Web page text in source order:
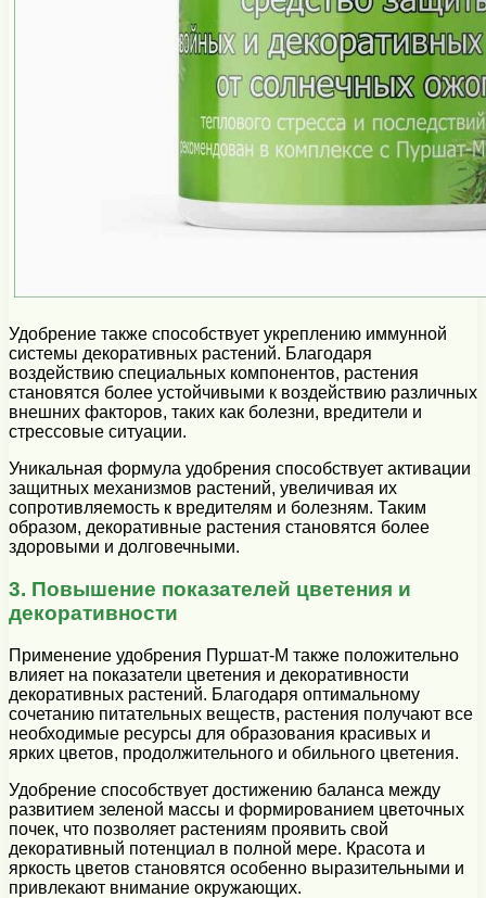
Удобрение также способствует укреплению иммунной
системы декоративных растений. Благодаря
воздействию специальных компонентов, растения
становятся более устойчивыми к воздействию различных
внешних факторов, таких как болезни, вредители и
стрессовые ситуации.
Уникальная формула удобрения способствует активации
защитных механизмов растений, увеличивая их
сопротивляемость к вредителям и болезням. Таким
образом, декоративные растения становятся более
здоровыми и долговечными.
3. Повышение показателей цветения и
декоративности
Применение удобрения Пуршат-М также положительно
влияет на показатели цветения и декоративности
декоративных растений. Благодаря оптимальному
сочетанию питательных веществ, растения получают все
необходимые ресурсы для образования красивых и
ярких цветов, продолжительного и обильного цветения.
Удобрение способствует достижению баланса между
развитием зеленой массы и формированием цветочных
почек, что позволяет растениям проявить свой
декоративный потенциал в полной мере. Красота и
яркость цветов становятся особенно выразительными и
привлекают внимание окружающих.